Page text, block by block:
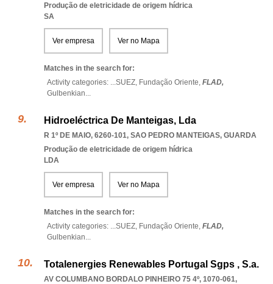
Produção de eletricidade de origem hídrica
SA
Ver empresa Ver no Mapa
Matches in the search for:
Activity categories: ...SUEZ, Fundação Oriente, FLAD,
Gulbenkian...
Hidroeléctrica De Manteigas, Lda
R 1º DE MAIO, 6260-101, SAO PEDRO MANTEIGAS, GUARDA
Produção de eletricidade de origem hídrica
LDA
Ver empresa Ver no Mapa
Matches in the search for:
Activity categories: ...SUEZ, Fundação Oriente, FLAD,
Gulbenkian...
Totalenergies Renewables Portugal Sgps , S.a.
AV COLUMBANO BORDALO PINHEIRO 75 4º, 1070-061,